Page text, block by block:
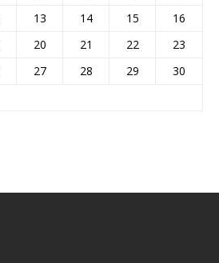
13 14 15
16
20 21 22
23
27 28 29
30